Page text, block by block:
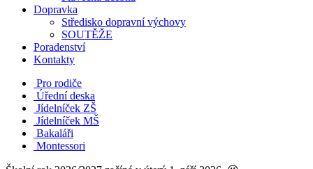
Dopravka
Středisko dopravní výchovy
SOUTĚŽE
Poradenství
Kontakty
Pro rodiče
Úřední deska
Jídelníček ZŠ
Jídelníček MŠ
Bakaláři
Montessori